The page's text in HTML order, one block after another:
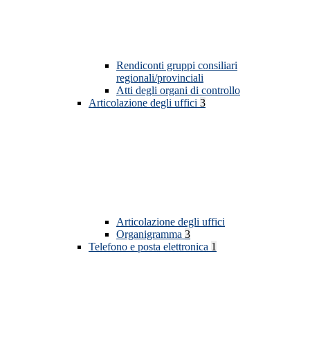
Rendiconti gruppi consiliari
regionali/provinciali
Atti degli organi di controllo
Articolazione degli uffici 3
Articolazione degli uffici
Organigramma 3
Telefono e posta elettronica 1